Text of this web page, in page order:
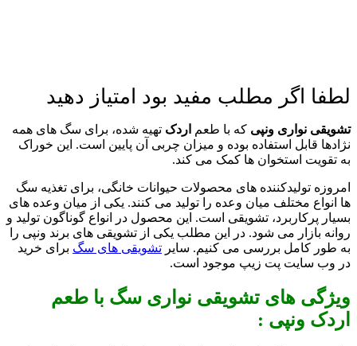
لطفا اگر مطلب مفید بود امتیاز دهید
تشویقی نواری ونپی که با طعم اردک تهیه شده، برای سگ های همه
نژادها قابل استفاده بوده و میزان چربی آن پایین است. این خوراک
به تقویت استخوان ها کمک می کند.
امروزه تولیدکننده های محصولات حیوانات خانگی، برای تغذیه سگ
ها انواع مختلف میان وعده را تولید می کنند. یکی از میان وعده های
بسیار پرکاربرد، تشویقی است. این محصول در انواع گوناگون تولید و
روانه بازار می شود. در این مطلب یکی از تشویقی های برند ونپی را
به طور کامل بررسی می کنیم. سایر تشویقی های سگ برای خرید
در وب سایت پت زیپ موجود است.
ویژگی های تشویقی نواری سگ با طعم
اردک ونپی :